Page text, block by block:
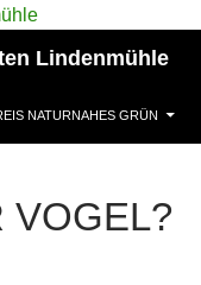
Lindenmühle
NATURNAHES GRÜN
VOGEL?